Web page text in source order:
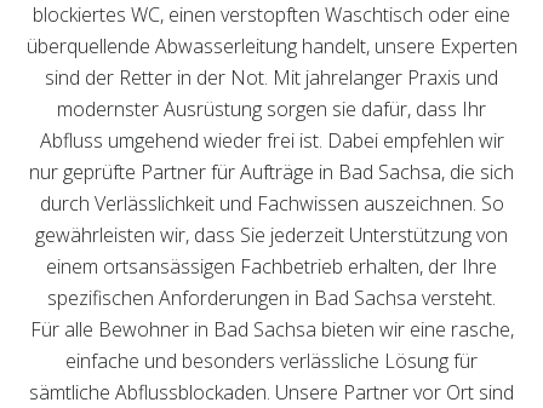
blockiertes WC, einen verstopften Waschtisch oder eine
überquellende Abwasserleitung handelt, unsere Experten
sind der Retter in der Not. Mit jahrelanger Praxis und
modernster Ausrüstung sorgen sie dafür, dass Ihr
Abfluss umgehend wieder frei ist. Dabei empfehlen wir
nur geprüfte Partner für Aufträge in Bad Sachsa, die sich
durch Verlässlichkeit und Fachwissen auszeichnen. So
gewährleisten wir, dass Sie jederzeit Unterstützung von
einem ortsansässigen Fachbetrieb erhalten, der Ihre
spezifischen Anforderungen in Bad Sachsa versteht.
Für alle Bewohner in Bad Sachsa bieten wir eine rasche,
einfache und besonders verlässliche Lösung für
sämtliche Abflussblockaden. Unsere Partner vor Ort sind